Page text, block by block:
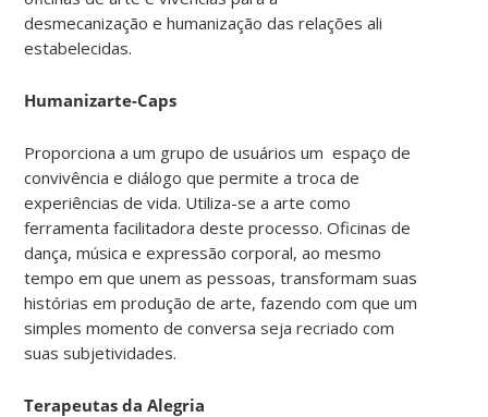
desmecanização e humanização das relações ali
estabelecidas.
Humanizarte-Caps
Proporciona a um grupo de usuários um espaço de
convivência e diálogo que permite a troca de
experiências de vida. Utiliza-se a arte como
ferramenta facilitadora deste processo. Oficinas de
dança, música e expressão corporal, ao mesmo
tempo em que unem as pessoas, transformam suas
histórias em produção de arte, fazendo com que um
simples momento de conversa seja recriado com
suas subjetividades.
Terapeutas da Alegria